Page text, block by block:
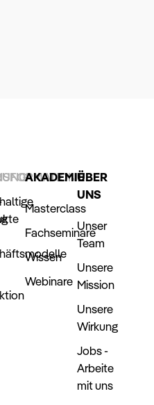
AKADEMIE
Masterclass
Fachseminare
Wissen
Webinare
ÜBER
UNS
Unser
Team
Unsere
Mission
Unsere
Wirkung
Jobs -
Arbeite
mit uns